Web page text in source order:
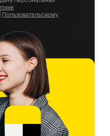
Пользовательскому